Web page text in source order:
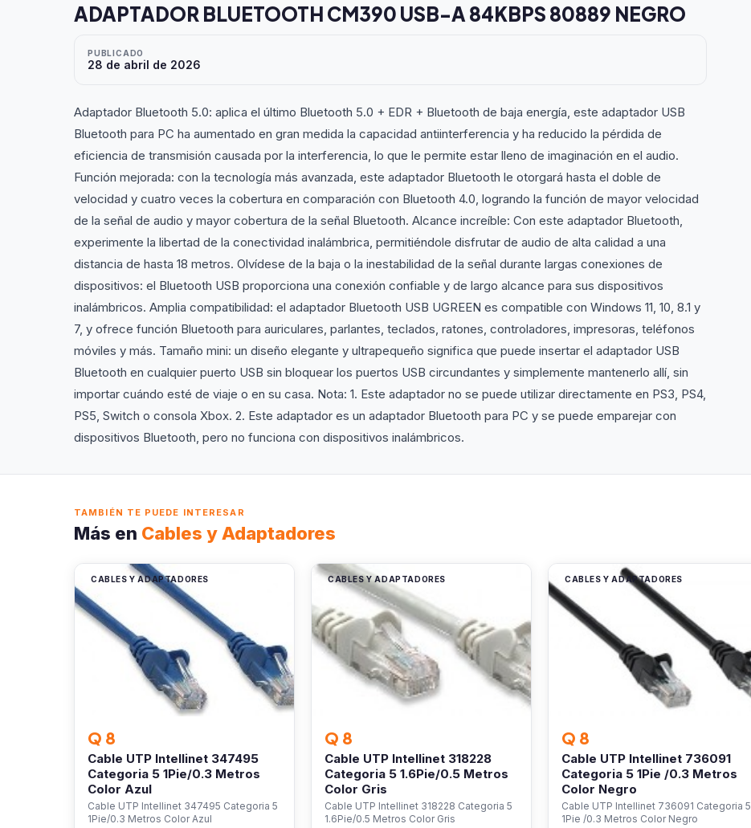
ADAPTADOR BLUETOOTH CM390 USB-A 84KBPS 80889 NEGRO
PUBLICADO
28 de abril de 2026
Adaptador Bluetooth 5.0: aplica el último Bluetooth 5.0 + EDR + Bluetooth de baja energía, este adaptador USB
Bluetooth para PC ha aumentado en gran medida la capacidad antiinterferencia y ha reducido la pérdida de
eficiencia de transmisión causada por la interferencia, lo que le permite estar lleno de imaginación en el audio.
Función mejorada: con la tecnología más avanzada, este adaptador Bluetooth le otorgará hasta el doble de
velocidad y cuatro veces la cobertura en comparación con Bluetooth 4.0, logrando la función de mayor velocidad
de la señal de audio y mayor cobertura de la señal Bluetooth. Alcance increíble: Con este adaptador Bluetooth,
experimente la libertad de la conectividad inalámbrica, permitiéndole disfrutar de audio de alta calidad a una
distancia de hasta 18 metros. Olvídese de la baja o la inestabilidad de la señal durante largas conexiones de
dispositivos: el Bluetooth USB proporciona una conexión confiable y de largo alcance para sus dispositivos
inalámbricos. Amplia compatibilidad: el adaptador Bluetooth USB UGREEN es compatible con Windows 11, 10, 8.1 y
7, y ofrece función Bluetooth para auriculares, parlantes, teclados, ratones, controladores, impresoras, teléfonos
móviles y más. Tamaño mini: un diseño elegante y ultrapequeño significa que puede insertar el adaptador USB
Bluetooth en cualquier puerto USB sin bloquear los puertos USB circundantes y simplemente mantenerlo allí, sin
importar cuándo esté de viaje o en su casa. Nota: 1. Este adaptador no se puede utilizar directamente en PS3, PS4,
PS5, Switch o consola Xbox. 2. Este adaptador es un adaptador Bluetooth para PC y se puede emparejar con
dispositivos Bluetooth, pero no funciona con dispositivos inalámbricos.
TAMBIÉN TE PUEDE INTERESAR
Más en Cables y Adaptadores
CABLES Y ADAPTADORES
Q 8
Cable UTP Intellinet 347495
Categoria 5 1Pie/0.3 Metros
Color Azul
Cable UTP Intellinet 347495 Categoria 5
1Pie/0.3 Metros Color Azul
CABLES Y ADAPTADORES
Q 8
Cable UTP Intellinet 318228
Categoria 5 1.6Pie/0.5 Metros
Color Gris
Cable UTP Intellinet 318228 Categoria 5
1.6Pie/0.5 Metros Color Gris
CABLES Y ADAPTADORES
Q 8
Cable UTP Intellinet 736091
Categoria 5 1Pie /0.3 Metros
Color Negro
Cable UTP Intellinet 736091 Categoria 5
1Pie /0.3 Metros Color Negro